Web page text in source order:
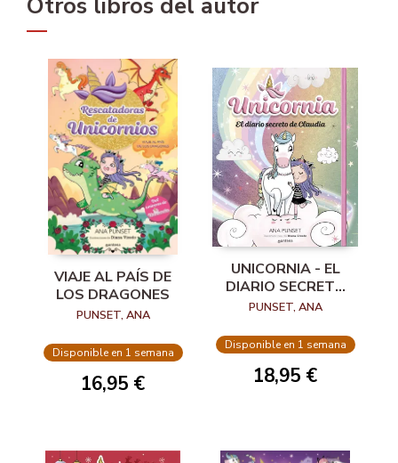
VIAJE AL PAÍS DE
LOS DRAGONES
PUNSET, ANA
Disponible en 1 semana
16,95 €
UNICORNIA - EL
DIARIO SECRETO
DE CLAUDIA
PUNSET, ANA
Disponible en 1 semana
18,95 €